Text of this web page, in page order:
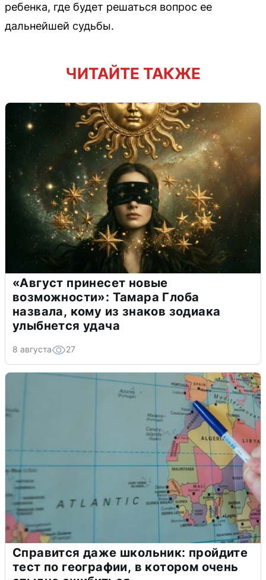
ребенка, где будет решаться вопрос ее
дальнейшей судьбы.
ЧИТАЙТЕ ТАКЖЕ
«Август принесет новые
возможности»: Тамара Глоба
назвала, кому из знаков зодиака
улыбнется удача
8 августа 27
Справится даже школьник: пройдите
тест по географии, в котором очень